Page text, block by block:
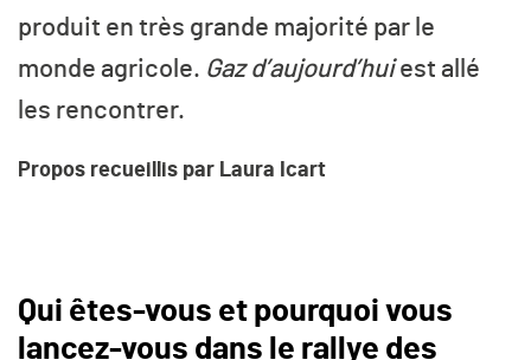
produit en très grande majorité par le
monde agricole. Gaz d’aujourd’huiest allé
les rencontrer.
Propos recueillis par Laura Icart
Qui êtes-vous et pourquoi vous
lancez-vous dans le rallye des